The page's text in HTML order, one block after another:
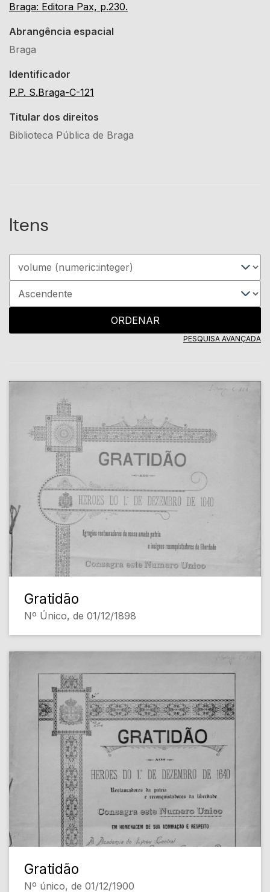
Braga: Editora Pax, p.230.
Abrangência espacial
Braga
Identificador
P.P. S.Braga-C-121
Titular dos direitos
Biblioteca Pública de Braga
Itens
ORDENAR
PESQUISA AVANÇADA
Gratidão
Nº Único, de 01/12/1898
Gratidão
Nº único, de 01/12/1900